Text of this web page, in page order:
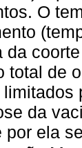
O
da
total de
da
por ela